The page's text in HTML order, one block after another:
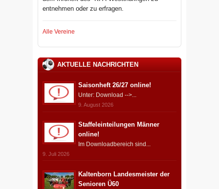
entnehmen oder zu erfragen.
Alle Vereine
AKTUELLE NACHRICHTEN
Saisonheft 26/27 online!
Unter: Download -->...
9. August 2026
Staffeleinteilungen Männer
online!
Im Downloadbereich sind...
9. Juli 2026
Kaltenborn Landesmeister der
Senioren Ü60